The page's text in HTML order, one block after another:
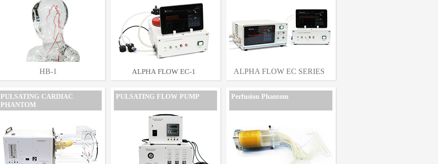
HB-1 ALPHA FLOW EC-1 ALPHA FLOW EC SERIES
PULSATING CARDIAC
PHANTOM
PULSATING FLOW PUMP Perfusion Phantom